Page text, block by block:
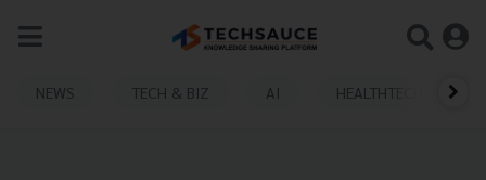
NEWS TECH & BIZ AI HEALTHTECH